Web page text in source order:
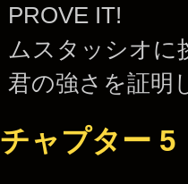
PROVE IT!
ムスタッシオに
君の強さを証明
チャプター 5